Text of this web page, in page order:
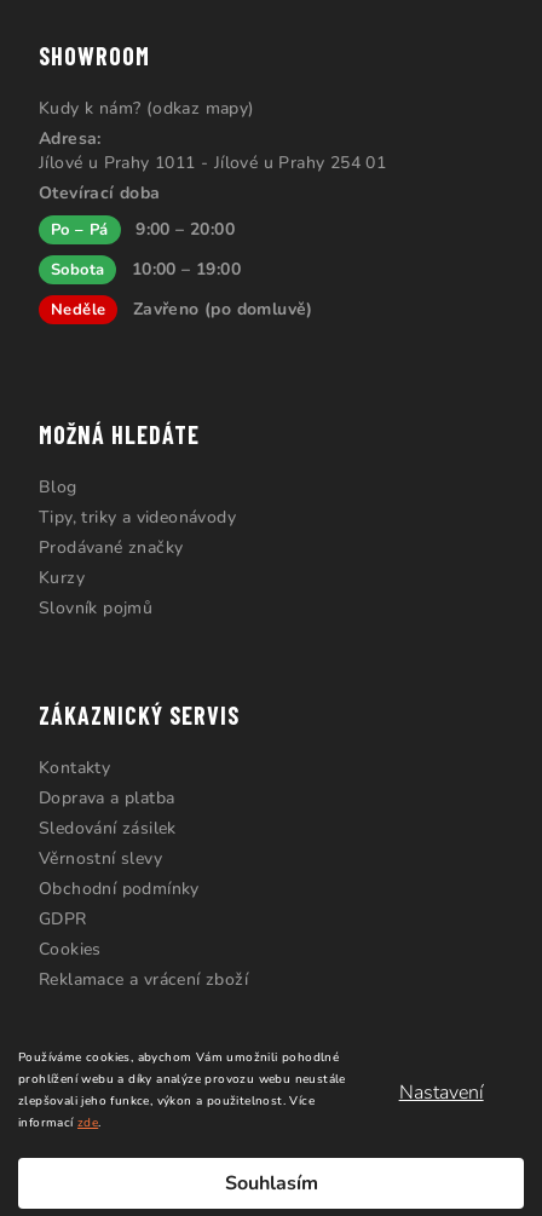
Používáme cookies, abychom Vám umožnili pohodlné
prohlížení webu a díky analýze provozu webu neustále
zlepšovali jeho funkce, výkon a použitelnost.Více
informacízde.
Nastavení
Souhlasím
SHOWROOM
Kudy k nám? (odkaz mapy)
Adresa:
Jílové u Prahy 1011 - Jílové u Prahy 254 01
Otevírací doba
Po – Pá 9:00 – 20:00
Sobota 10:00 – 19:00
Neděle Zavřeno (po domluvě)
MOŽNÁ HLEDÁTE
Blog
Tipy, triky a videonávody
Prodávané značky
Kurzy
Slovník pojmů
ZÁKAZNICKÝ SERVIS
Kontakty
Doprava a platba
Sledování zásilek
Věrnostní slevy
Obchodní podmínky
GDPR
Cookies
Reklamace a vrácení zboží
vyhrazena.Upravit nastavení cookies
Vytvořil Shoptet